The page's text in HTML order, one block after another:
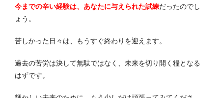
今までの辛い経験は、あなたに与えられた試練だったのでし
ょう。
苦しかった日々は、もうすぐ終わりを迎えます。
過去の苦労は決して無駄ではなく、未来を切り開く糧となる
はずです。